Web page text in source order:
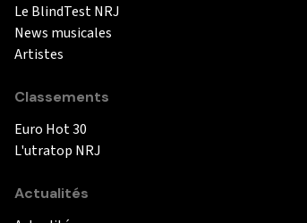
Le BlindTest NRJ
News musicales
Artistes
Classements
Euro Hot 30
L'utratop NRJ
Actualités